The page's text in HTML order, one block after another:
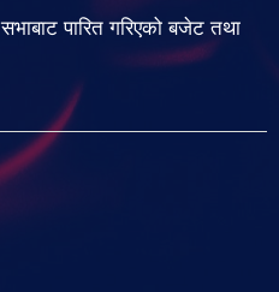
पारित गरिएको बजेट तथा